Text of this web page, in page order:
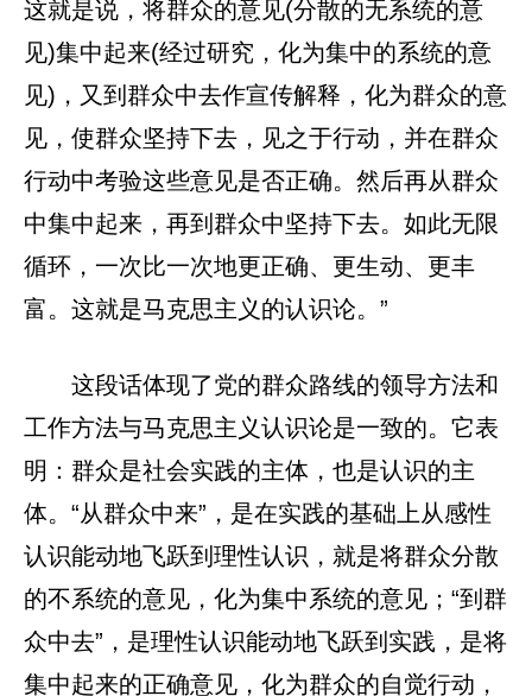
这就是说，将群众的意见(分散的无系统的意
见)集中起来(经过研究，化为集中的系统的意
见)，又到群众中去作宣传解释，化为群众的意
见，使群众坚持下去，见之于行动，并在群众
行动中考验这些意见是否正确。然后再从群众
中集中起来，再到群众中坚持下去。如此无限
循环，一次比一次地更正确、更生动、更丰
富。这就是马克思主义的认识论。”
这段话体现了党的群众路线的领导方法和
工作方法与马克思主义认识论是一致的。它表
明：群众是社会实践的主体，也是认识的主
体。“从群众中来”，是在实践的基础上从感性
认识能动地飞跃到理性认识，就是将群众分散
的不系统的意见，化为集中系统的意见；“到群
众中去”，是理性认识能动地飞跃到实践，是将
集中起来的正确意见，化为群众的自觉行动，